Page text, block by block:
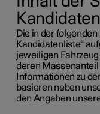
Die in der folgenden
Kandidatenliste“
jeweiligen
deren Massenanteil
Informationen zu
basieren neben
den Angaben